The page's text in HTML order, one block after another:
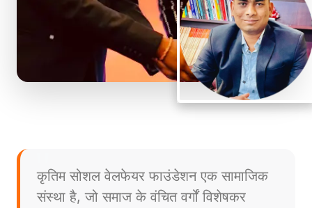
कृतिम सोशल वेलफेयर फाउंडेशन एक सामाजिक
संस्था है, जो समाज के वंचित वर्गों विशेषकर